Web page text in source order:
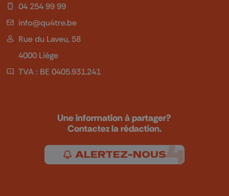
04 254 99 99
info@qu4tre.be
Rue du Laveu, 58
4000 Liège
TVA : BE 0405.931.241
Une information à partager?
Contactez la rédaction.
ALERTEZ-NOUS